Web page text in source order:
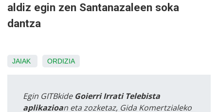
aldiz egin zen Santanazaleen soka
dantza
JAIAK ORDIZIA
Egin GITBkide Goierri Irrati Telebista
aplikazioan eta zozketaz, Gida Komertzialeko